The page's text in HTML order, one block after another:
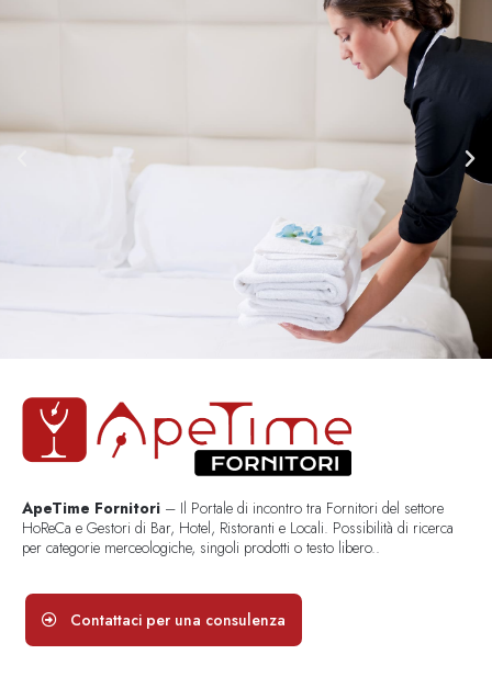
ApeTime Fornitori – Il Portale di incontro tra Fornitori del settore
HoReCa e Gestori di Bar, Hotel, Ristoranti e Locali. Possibilità di ricerca
per categorie merceologiche, singoli prodotti o testo libero..
Contattaci per una consulenza